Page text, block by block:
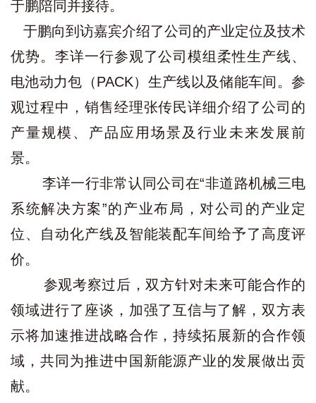
于鹏陪同并接待。
于鹏向到访嘉宾介绍了公司的产业定位及技术
优势。李详一行参观了公司模组柔性生产线、
电池动力包（PACK）生产线以及储能车间。参
观过程中，销售经理张传民详细介绍了公司的
产量规模、产品应用场景及行业未来发展前
景。
李详一行非常认同公司在“非道路机械三电
系统解决方案”的产业布局，对公司的产业定
位、自动化产线及智能装配车间给予了高度评
价。
参观考察过后，双方针对未来可能合作的
领域进行了座谈，加强了互信与了解，双方表
示将加速推进战略合作，持续拓展新的合作领
域，共同为推进中国新能源产业的发展做出贡
献。